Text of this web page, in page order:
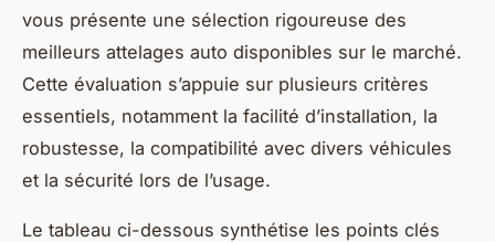
vous présente une sélection rigoureuse des
meilleurs attelages auto disponibles sur le marché.
Cette évaluation s’appuie sur plusieurs critères
essentiels, notamment la facilité d’installation, la
robustesse, la compatibilité avec divers véhicules
et la sécurité lors de l’usage.
Le tableau ci-dessous synthétise les points clés